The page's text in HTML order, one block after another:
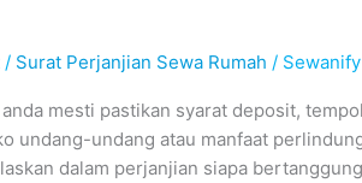
/ Surat Perjanjian Sewa Rumah / Sewanify
mesti pastikan syarat deposit,
undang-undang atau manfaat
dalam perjanjian siapa